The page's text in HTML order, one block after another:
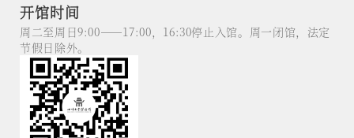
开馆时间
周二至周日9:00——17:00，16:30停止入馆。周一闭馆，法定
节假日除外。